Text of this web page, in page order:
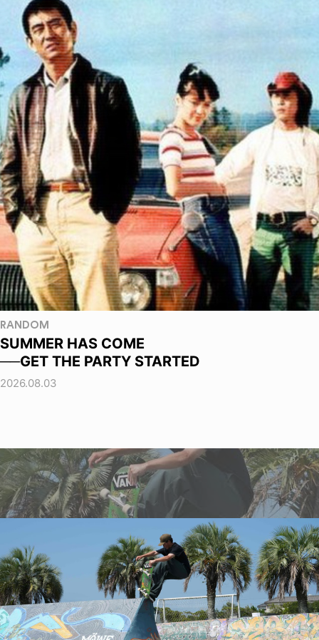
RANDOM
SUMMER HAS COME
──GET THE PARTY STARTED
2026.08.03